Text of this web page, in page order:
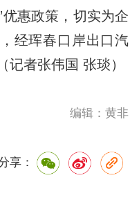
惠政策，切实为企
经珲春口岸出口汽
记者张伟国 张琰）
编辑：黄非
享：